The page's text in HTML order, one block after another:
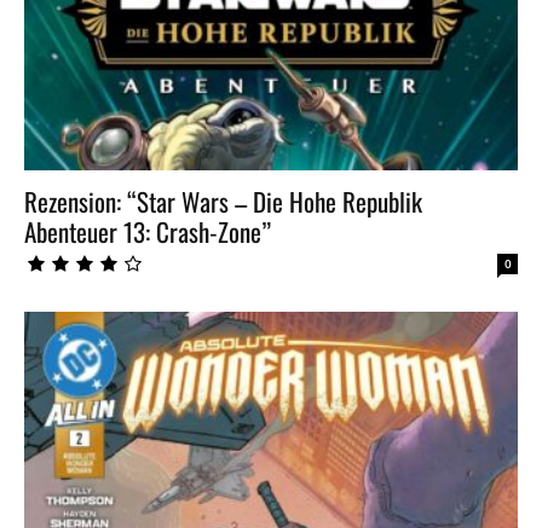
Rezension: “Star Wars – Die Hohe Republik
Abenteuer 13: Crash-Zone”
0